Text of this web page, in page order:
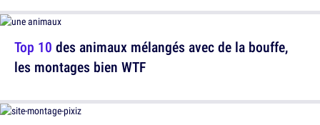
Top 10 des animaux mélangés avec de la bouffe,
les montages bien WTF